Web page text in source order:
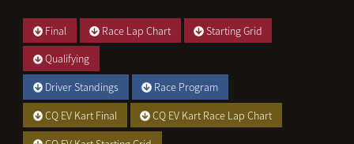
Final Race Lap Chart
Starting Grid
Qualifying
Driver Standings
Race Program
CQ EV Kart Final
CQ EV Kart Race Lap Chart